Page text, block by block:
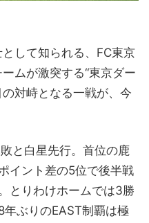
して知られる、FC東京
ムが激突する“東京ダー
対峙となる一戦が、今
と白星先行。首位の鹿
イント差の5位で後半戦
とりわけホームでは3勝
ぶりのEAST制覇は極